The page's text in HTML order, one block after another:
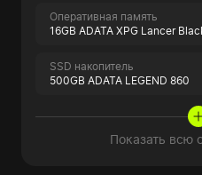
Оперативная память
16GB ADATA XPG Lancer
SSD накопитель
500GB ADATA LEGEND 860
Показать всю